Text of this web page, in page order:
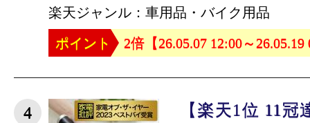
楽天ジャンル：車用品・バイク用品
ポイント
2倍【26.05.07 12:00～26.05.19
4
【楽天1位 11